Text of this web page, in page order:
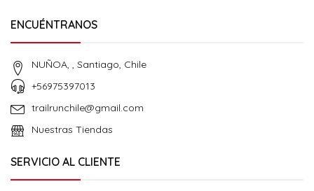
ENCUÉNTRANOS
NUÑOA, , Santiago, Chile
+56975397013
trailrunchile@gmail.com
Nuestras Tiendas
SERVICIO AL CLIENTE